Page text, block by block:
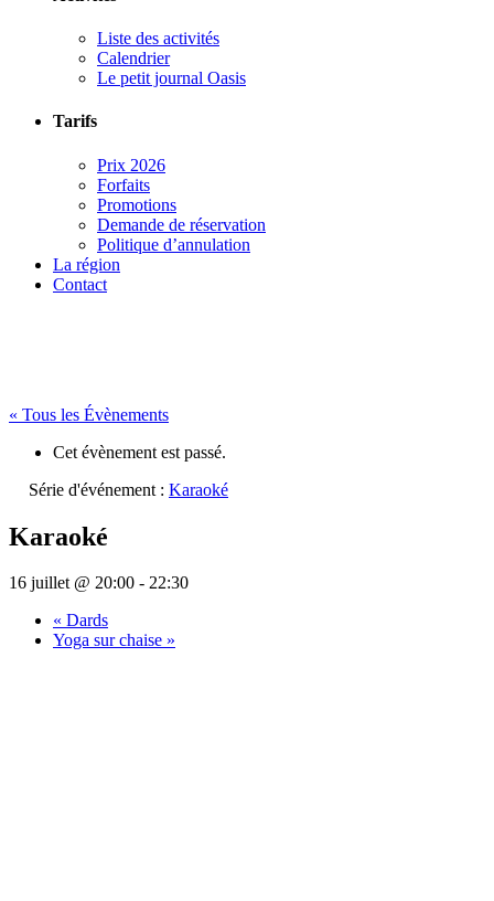
Liste des activités
Calendrier
Le petit journal Oasis
Tarifs
Prix 2026
Forfaits
Promotions
Demande de réservation
Politique d’annulation
La région
Contact
« Tous les Évènements
Cet évènement est passé.
Série d'événement : Karaoké
Karaoké
16 juillet @ 20:00 - 22:30
« Dards
Yoga sur chaise »